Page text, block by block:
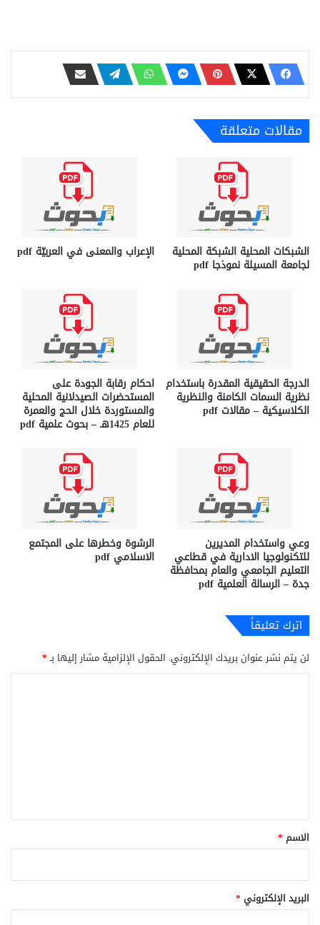
مقالات متعلقة
الشبكات المحلية الشبكة المحلية
لجامعة المسيلة نموذجا pdf
الإعراب والمعنى في العربيّة pdf
الدرجة الحقيقية المقدرة باستخدام
نظرية السمات الكامنة والنظرية
الكلاسيكية – مقالات pdf
احكام رقابة الجودة على
المستحضرات الصيدلانية المحلية
والمستوردة خلال الحج والعمرة
للعام 1425هـ – بحوث علمية pdf
وعي واستخدام المديرين
للتكنولوجيا الادارية في قطاعي
التعليم الجامعي والعام بمحافظة
جدة – الرسالة العلمية pdf
الرشوة وخطرها على المجتمع
الاسلامي pdf
اترك تعليقاً
لن يتم نشر عنوان بريدك الإلكتروني. الحقول الإلزامية مشار إليها بـ*
*
الاسم *
البريد الإلكتروني *